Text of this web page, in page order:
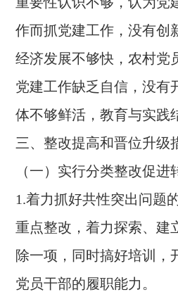
作而抓党建工作，没有创
经济发展不够快，农村党
党建工作缺乏自信，没有
体不够鲜活，教育与实践
三、整改提高和晋位升级
（一）实行分类整改促进
1.着力抓好共性突出问题
重点整改，着力探索、建
除一项，同时搞好培训，
党员干部的履职能力。